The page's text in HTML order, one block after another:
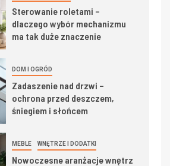
Sterowanie roletami –
dlaczego wybór mechanizmu
ma tak duże znaczenie
DOM I OGRÓD
Zadaszenie nad drzwi –
ochrona przed deszczem,
śniegiem i słońcem
MEBLE WNĘTRZE I DODATKI
Nowoczesne aranżacje wnętrz